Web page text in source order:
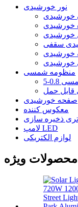
نور خورشیدی
خورشیدی
خورشیدی
خورشیدی
سقفی
خورشیدی
خورشیدی
منظومه شمسی
حمل
صفحه خورشیدی
معکوس کننده
ذخیره سازی
لامپ LED
لوازم الکتریکی
محصولات ویژه